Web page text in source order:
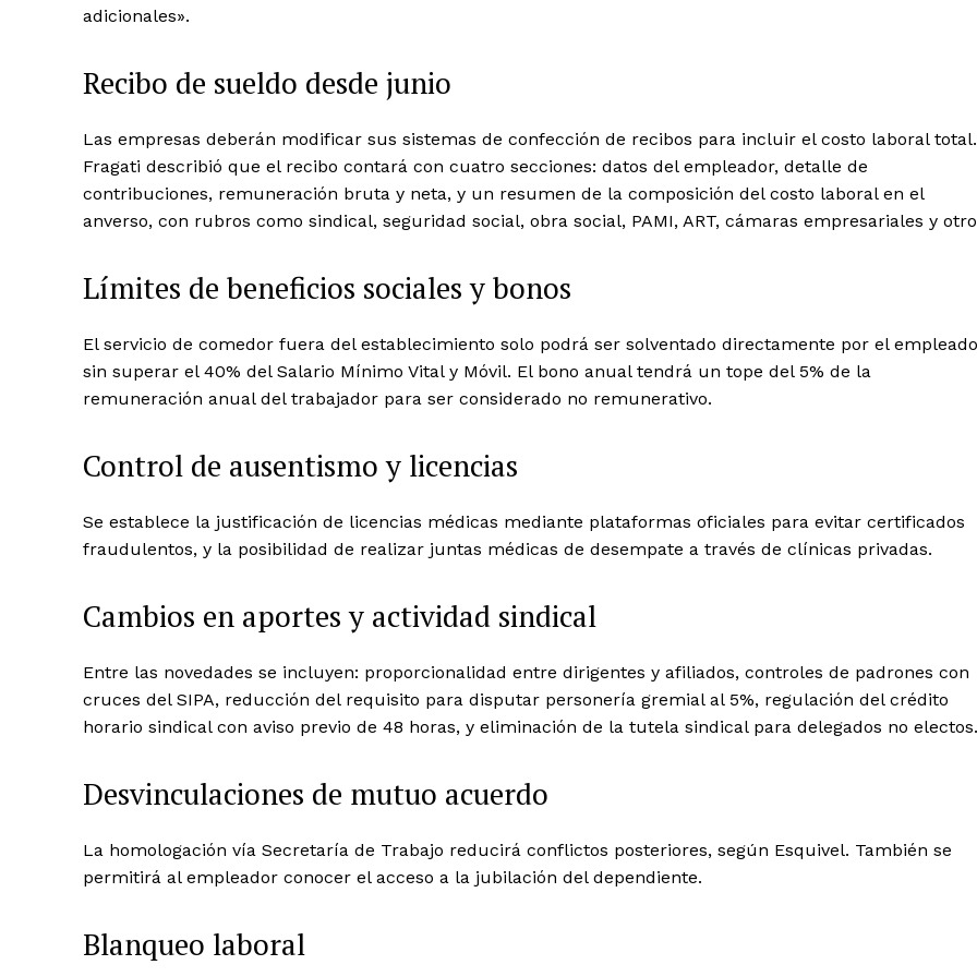
adicionales».
Recibo de sueldo desde junio
Las empresas deberán modificar sus sistemas de confección de recibos para incluir el costo laboral total.
Fragati describió que el recibo contará con cuatro secciones: datos del empleador, detalle de
contribuciones, remuneración bruta y neta, y un resumen de la composición del costo laboral en el
anverso, con rubros como sindical, seguridad social, obra social, PAMI, ART, cámaras empresariales y
Límites de beneficios sociales y bonos
El servicio de comedor fuera del establecimiento solo podrá ser solventado directamente por el
sin superar el 40% del Salario Mínimo Vital y Móvil. El bono anual tendrá un tope del 5% de la
remuneración anual del trabajador para ser considerado no remunerativo.
Control de ausentismo y licencias
Se establece la justificación de licencias médicas mediante plataformas oficiales para evitar certificados
fraudulentos, y la posibilidad de realizar juntas médicas de desempate a través de clínicas privadas.
Cambios en aportes y actividad sindical
Entre las novedades se incluyen: proporcionalidad entre dirigentes y afiliados, controles de padrones con
cruces del SIPA, reducción del requisito para disputar personería gremial al 5%, regulación del crédito
horario sindical con aviso previo de 48 horas, y eliminación de la tutela sindical para delegados no electos.
Desvinculaciones de mutuo acuerdo
La homologación vía Secretaría de Trabajo reducirá conflictos posteriores, según Esquivel. También se
permitirá al empleador conocer el acceso a la jubilación del dependiente.
Blanqueo laboral